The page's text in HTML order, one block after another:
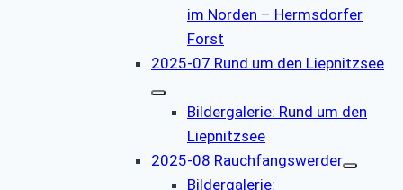
im Norden – Hermsdorfer
Forst
2025-07 Rund um den Liepnitzsee
Bildergalerie: Rund um den
Liepnitzsee
2025-08 Rauchfangswerder
Bildergalerie: